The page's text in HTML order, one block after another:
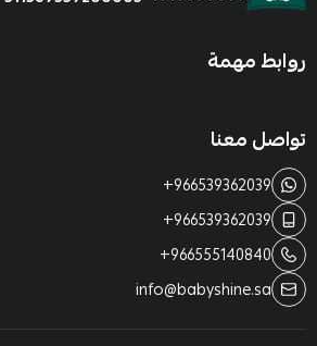
روابط مهمة
تواصل معنا
+966539362039
+966539362039
+966555140840
info@babyshine.sa